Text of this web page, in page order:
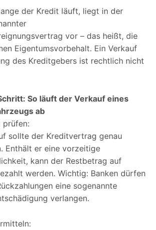
der Kredit läuft, liegt in der
vor – das heißt, die
Eigentumsvorbehalt. Ein Verkauf
des Kreditgebers ist rechtlich nicht
So läuft der Verkauf eines
ab
prüfen:
sollte der Kreditvertrag genau
Enthält er eine vorzeitige
kann der Restbetrag auf
werden. Wichtig: Banken dürfen
eine sogenannte
verlangen.